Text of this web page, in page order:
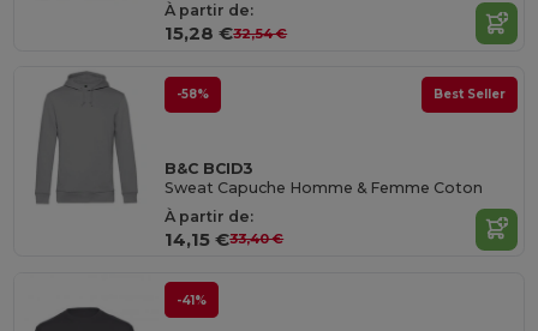
À partir de:
15,28 €32,54 €
-58% Best Seller
B&C BCID3
Sweat Capuche Homme & Femme Coton
À partir de:
14,15 €33,40 €
-41%